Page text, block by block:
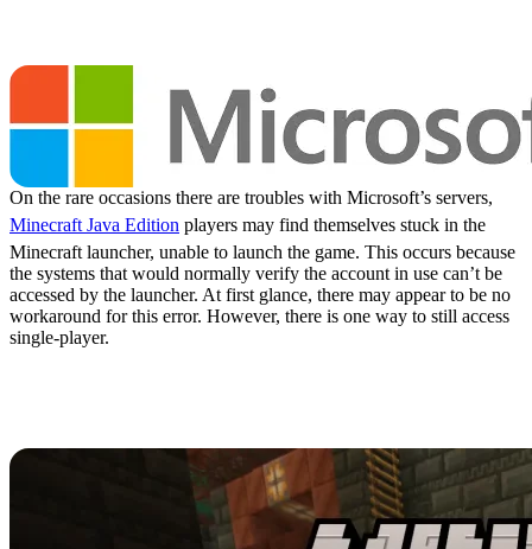
On the rare occasions there are troubles with Microsoft’s servers,
Minecraft Java Edition players may find themselves stuck in the
Minecraft launcher, unable to launch the game. This occurs because
the systems that would normally verify the account in use can’t be
accessed by the launcher. At first glance, there may appear to be no
workaround for this error. However, there is one way to still access
single-player.